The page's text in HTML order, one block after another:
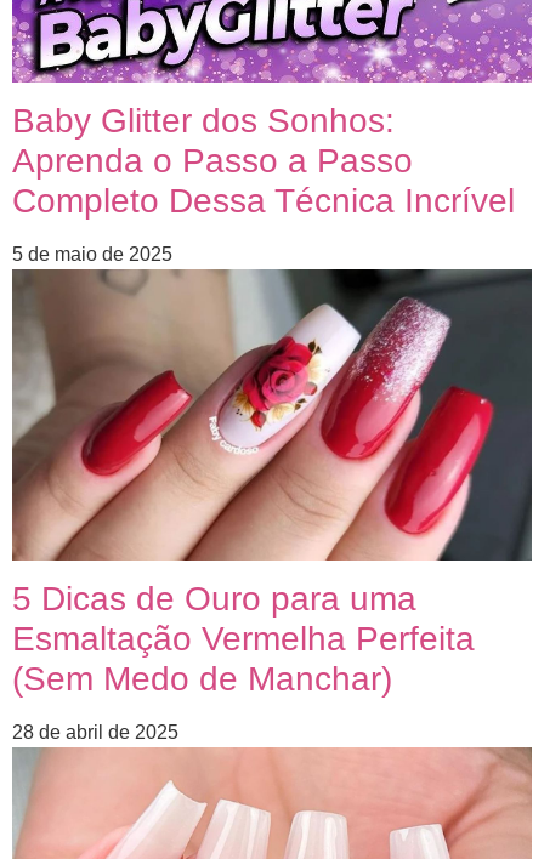
Baby Glitter dos Sonhos:
Aprenda o Passo a Passo
Completo Dessa Técnica Incrível
5 de maio de 2025
5 Dicas de Ouro para uma
Esmaltação Vermelha Perfeita
(Sem Medo de Manchar)
28 de abril de 2025